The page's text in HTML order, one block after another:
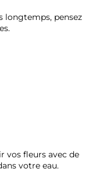
longtemps, pensez
vos fleurs avec de
votre eau.